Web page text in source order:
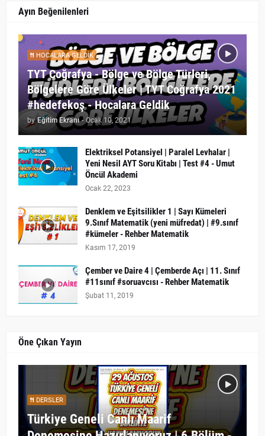
Ayın Beğenilenleri
HOCALARA GELDIK
TYT Coğrafya - Bölge ve Bölge Türleri,
Bölgelere Göre Ülkeler | TYT Coğrafya 2021
#hedefekoş - Hocalara Geldik
by Eğitim Ekranı - Ocak 10, 2021
Elektriksel Potansiyel | Paralel Levhalar |
Yeni Nesil AYT Soru Kitabı | Test #4 - Umut
Öncül Akademi
Ocak 22, 2023
Denklem ve Eşitsilikler 1 | Sayı Kümeleri
9.Sınıf Matematik (yeni müfredat) | #9.sınıf
#kümeler - Rehber Matematik
Kasım 17, 2019
Çember ve Daire 4 | Çemberde Açı | 11. Sınıf
#11sınıf #soruavcısı - Rehber Matematik
Şubat 11, 2019
Öne Çıkan Yayın
DERSLER
Türkiye Geneli Canlı Maarif